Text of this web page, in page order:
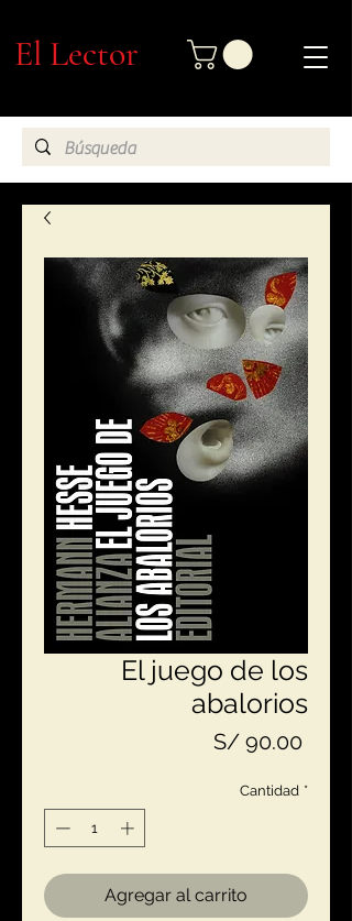
El Lector
El juego de los
abalorios
S/ 90.00Precio
Cantidad *
Agregar al carrito